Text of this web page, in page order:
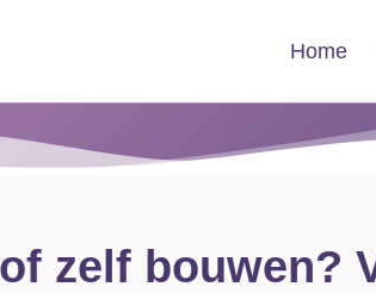
Home
zelf bouwen?